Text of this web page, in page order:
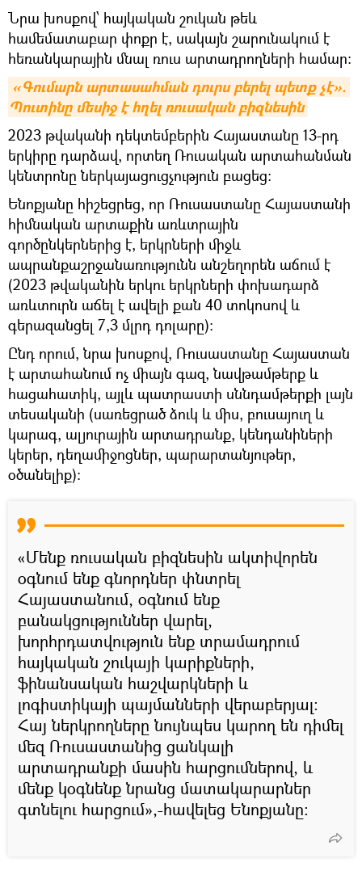
Նրա խոսքով՝ հայկական շուկան թեև
համեմատաբար փոքր է, սակայն շարունակում է
հեռանկարային մնալ ռուս արտադրողների համար։
«Գումարն արտասահման դուրս բերել պետք չէ».
Պուտինը մեսիջ է հղել ռուսական բիզնեսին
2023 թվականի դեկտեմբերին Հայաստանը 13-րդ
երկիրը դարձավ, որտեղ Ռուսական արտահանման
կենտրոնը ներկայացուցչություն բացեց։
Ենոքյանը հիշեցրեց, որ Ռուսաստանը Հայաստանի
հիմնական արտաքին առևտրային
գործընկերներից է, երկրների միջև
ապրանքաշրջանառությունն անշեղորեն աճում է
(2023 թվականին երկու երկրների փոխադարձ
առևտուրն աճել է ավելի քան 40 տոկոսով և
գերազանցել 7,3 մլրդ դոլարը)։
Ընդ որում, նրա խոսքով, Ռուսաստանը Հայաստան
է արտահանում ոչ միայն գազ, նավթամթերք և
հացահատիկ, այլև պատրաստի սննդամթերքի լայն
տեսականի (սառեցրած ձուկ և միս, բուսայուղ և
կարագ, ալյուրային արտադրանք, կենդանիների
կերեր, դեղամիջոցներ, պարարտանյութեր,
օծանելիք):
«Մենք ռուսական բիզնեսին ակտիվորեն
օգնում ենք գնորդներ փնտրել
Հայաստանում, օգնում ենք
բանակցություններ վարել,
խորհրդատվություն ենք տրամադրում
հայկական շուկայի կարիքների,
ֆինանսական հաշվարկների և
լոգիստիկայի պայմանների վերաբերյալ։
Հայ ներկրողները նույնպես կարող են դիմել
մեզ Ռուսաստանից ցանկալի
արտադրանքի մասին հարցումներով, և
մենք կօգնենք նրանց մատակարարներ
գտնելու հարցում»,-հավելեց Ենոքյանը։